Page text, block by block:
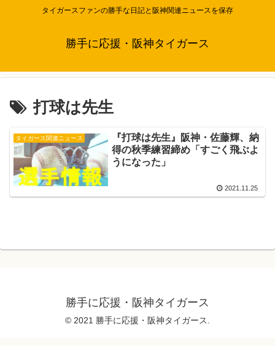
タイガースファンの勝手な日記と阪神関連ニュースを保存
勝手に応援・阪神タイガース
打球は先生
タイガース関連ニュース
『打球は先生』阪神・佐藤輝、納
得の秋季練習締め「すごく飛ぶよ
うになった」
2021.11.25
勝手に応援・阪神タイガース
© 2021 勝手に応援・阪神タイガース.